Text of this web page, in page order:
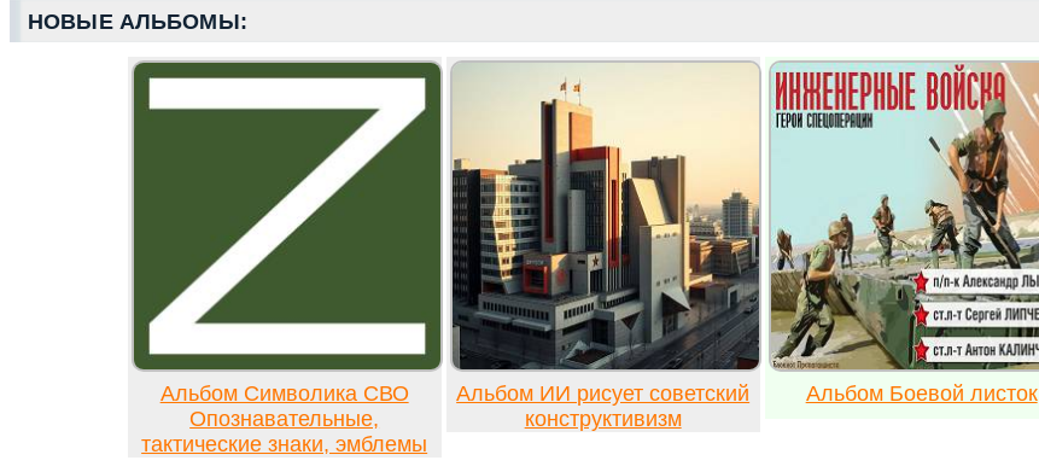
НОВЫЕ АЛЬБОМЫ:
Альбом Символика СВО
Опознавательные,
тактические знаки, эмблемы
Альбом ИИ рисует советский
конструктивизм
Альбом Боевой листок